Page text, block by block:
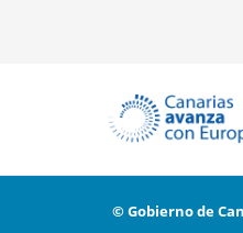
© Gobierno de